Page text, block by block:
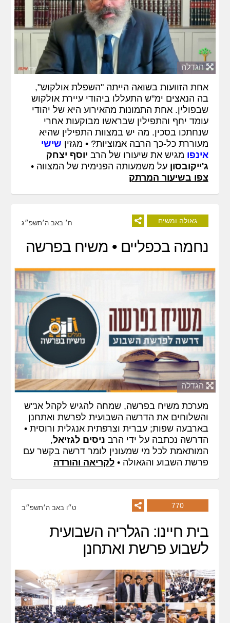
הגדלה
אחת הזוועות בשואה הייתה "השפלת אולקוש",
בה הנאצים ימ"ש התעללו ביהודי עיירת אולקוש
שבפולין. אחת התמונות מהאירוע היא של יהודי
עומד יחף והתפילין שבראשו מבוקעות אחרי
שנחתכו בסכין. מה יש במצוות התפילין שהיא
מעוררת כל-כך הרבה אמוציות? • מגזין שישי
אינפו מגיש את שיעורו של הרב יוסף יצחק
ג'ייקובסון על משמעותה הפנימית של המצווה •
צפו בשיעור המרתק
גאולה ומשיח ח׳ באב ה׳תשפ״ג
נחמה בכפליים • משיח בפרשה
הגדלה
מערכת משיח בפרשה, שמחה להגיש לקהל אנ"ש
והשלוחים את הדרשה השבועית לפרשת ואתחנן
בארבעה שפות; עברית וצרפתית אנגלית ורוסית •
הדרשה נכתבה על ידי הרב ניסים לגזיאל,
המותאמת לכל מי שמעונין לומר דרשה בקשר עם
פרשת השבוע והגאולה •לקריאה והורדה
770 ט״ו באב ה׳תשפ״ב
בית חיינו: הגלריה השבועית
לשבוע פרשת ואתחנן